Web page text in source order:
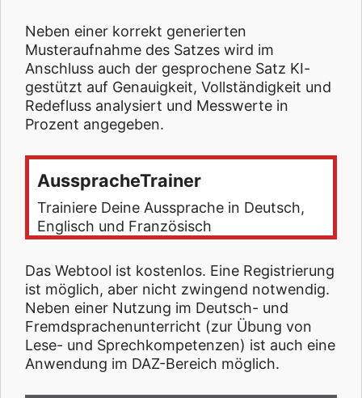
Neben einer korrekt generierten
Musteraufnahme des Satzes wird im
Anschluss auch der gesprochene Satz KI-
gestützt auf Genauigkeit, Vollständigkeit und
Redefluss analysiert und Messwerte in
Prozent angegeben.
AusspracheTrainer
Trainiere Deine Aussprache in Deutsch,
Englisch und Französisch
Das Webtool ist kostenlos. Eine Registrierung
ist möglich, aber nicht zwingend notwendig.
Neben einer Nutzung im Deutsch- und
Fremdsprachenunterricht (zur Übung von
Lese- und Sprechkompetenzen) ist auch eine
Anwendung im DAZ-Bereich möglich.